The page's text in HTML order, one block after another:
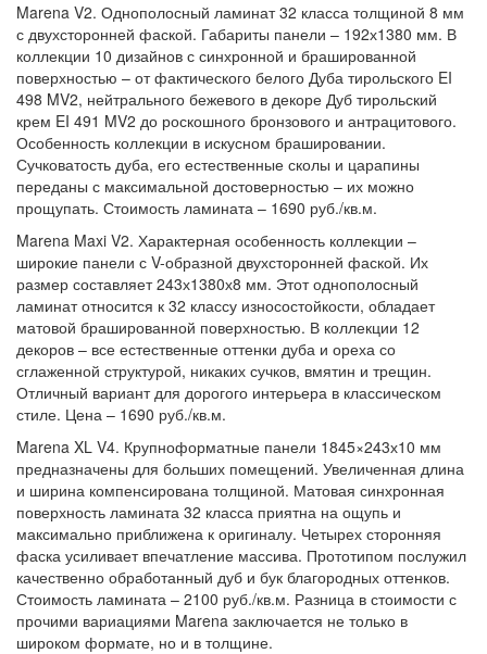
Marena V2. Однополосный ламинат 32 класса толщиной 8 мм
с двухсторонней фаской. Габариты панели – 192х1380 мм. В
коллекции 10 дизайнов с синхронной и брашированной
поверхностью – от фактического белого Дуба тирольского EI
498 MV2, нейтрального бежевого в декоре Дуб тирольский
крем EI 491 MV2 до роскошного бронзового и антрацитового.
Особенность коллекции в искусном брашировании.
Сучковатость дуба, его естественные сколы и царапины
переданы с максимальной достоверностью – их можно
прощупать. Стоимость ламината – 1690 руб./кв.м.
Marena Maxi V2. Характерная особенность коллекции –
широкие панели с V-образной двухсторонней фаской. Их
размер составляет 243х1380х8 мм. Этот однополосный
ламинат относится к 32 классу износостойкости, обладает
матовой брашированной поверхностью. В коллекции 12
декоров – все естественные оттенки дуба и ореха со
сглаженной структурой, никаких сучков, вмятин и трещин.
Отличный вариант для дорогого интерьера в классическом
стиле. Цена – 1690 руб./кв.м.
Marena XL V4. Крупноформатные панели 1845×243х10 мм
предназначены для больших помещений. Увеличенная длина
и ширина компенсирована толщиной. Матовая синхронная
поверхность ламината 32 класса приятна на ощупь и
максимально приближена к оригиналу. Четырех сторонняя
фаска усиливает впечатление массива. Прототипом послужил
качественно обработанный дуб и бук благородных оттенков.
Стоимость ламината – 2100 руб./кв.м. Разница в стоимости с
прочими вариациями Marena заключается не только в
широком формате, но и в толщине.